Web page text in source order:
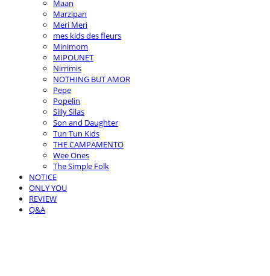
Maan
Marzipan
Meri Meri
mes kids des fleurs
Minimom
MIPOUNET
Nirrimis
NOTHING BUT AMOR
Pepe
Popelin
Silly Silas
Son and Daughter
Tun Tun Kids
THE CAMPAMENTO
Wee Ones
The Simple Folk
NOTICE
ONLY YOU
REVIEW
Q&A